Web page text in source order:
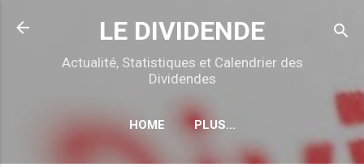
Accéder au contenu principal
LE DIVIDENDE
Actualité, Statistiques et Calendrier des
Dividendes
HOME PLUS…
CALENDRIER DÉTACHEMENTS